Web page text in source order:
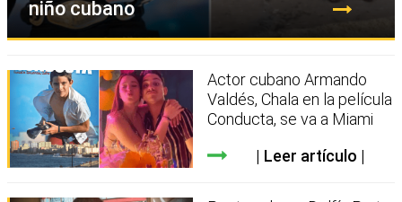
niño cubano
Actor cubano Armando
Valdés, Chala en la película
Conducta, se va a Miami
Leer artículo